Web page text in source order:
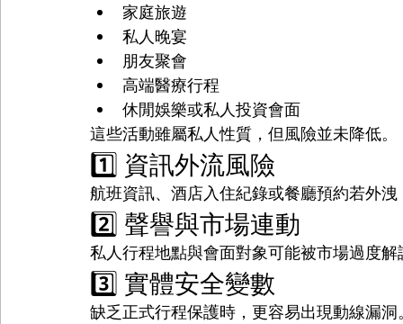
家庭旅遊
私人晚宴
朋友聚會
高端醫療行程
休閒娛樂或私人投資會面
這些活動雖屬私人性質，但風險並未降低。
1️⃣ 資訊外流風險
航班資訊、酒店入住紀錄或餐廳預約若外
2️⃣ 聲譽與市場連動
私人行程地點與會面對象可能被市場過度解
3️⃣ 實體安全變數
缺乏正式行程保護時，更容易出現動線漏洞